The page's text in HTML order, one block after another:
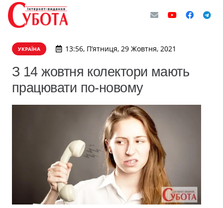
УКРАЇНА 13:56, П’ятниця, 29 Жовтня, 2021
З 14 жовтня колектори мають
працювати по-новому